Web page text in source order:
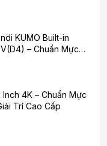
KUMO Built-in
– Chuẩn Mực
Inch 4K – Chuẩn Mực
Trí Cao Cấp